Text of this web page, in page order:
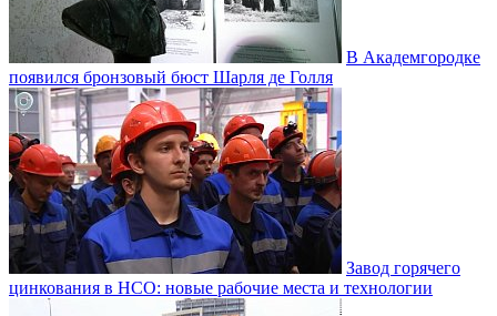
В Академгородке
появился бронзовый бюст Шарля де Голля
Завод горячего
цинкования в НСО: новые рабочие места и технологии